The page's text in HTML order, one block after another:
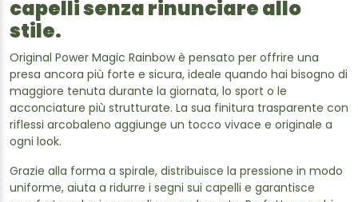
capelli senza rinunciare allo
stile.
Original Power Magic Rainbow è pensato per offrire una
presa ancora più forte e sicura, ideale quando hai bisogno di
maggiore tenuta durante la giornata, lo sport o le
acconciature più strutturate. La sua finitura trasparente con
riflessi arcobaleno aggiunge un tocco vivace e originale a
ogni look.
Grazie alla forma a spirale, distribuisce la pressione in modo
uniforme, aiuta a ridurre i segni sui capelli e garantisce